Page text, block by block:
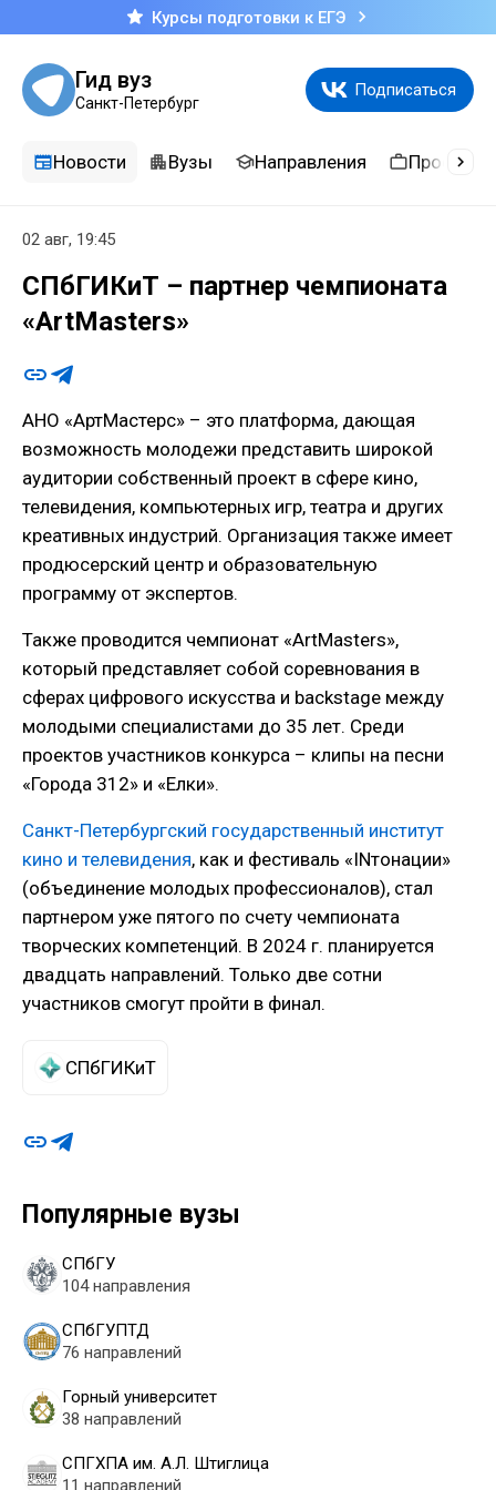
Курсы подготовки к ЕГЭ
Гид вуз
Санкт-Петербург
Подписаться
Новости Вузы Направления
Популярные вузы
СПбГУ
104 направления
СПбГУПТД
76 направлений
Горный университет
38 направлений
СПГХПА им. А.Л. Штиглица
11 направлений
02 авг, 19:45
СПбГИКиТ – партнер чемпионата
«ArtMasters»
АНО «АртМастерс» – это платформа, дающая
возможность молодежи представить широкой
аудитории собственный проект в сфере кино,
телевидения, компьютерных игр, театра и других
креативных индустрий. Организация также имеет
продюсерский центр и образовательную
программу от экспертов.
Также проводится чемпионат «ArtMasters»,
который представляет собой соревнования в
сферах цифрового искусства и backstage между
молодыми специалистами до 35 лет. Среди
проектов участников конкурса – клипы на песни
«Города 312» и «Елки».
Санкт-Петербургский государственный институт
кино и телевидения, как и фестиваль «INтонации»
(объединение молодых профессионалов), стал
партнером уже пятого по счету чемпионата
творческих компетенций. В 2024 г. планируется
двадцать направлений. Только две сотни
участников смогут пройти в финал.
СПбГИКиТ